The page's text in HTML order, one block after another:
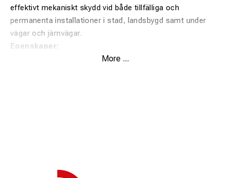
effektivt mekaniskt skydd vid både tillfälliga och
permanenta installationer i stad, landsbygd samt under
vägar och järnvägar.
Egenskaper:
More ...